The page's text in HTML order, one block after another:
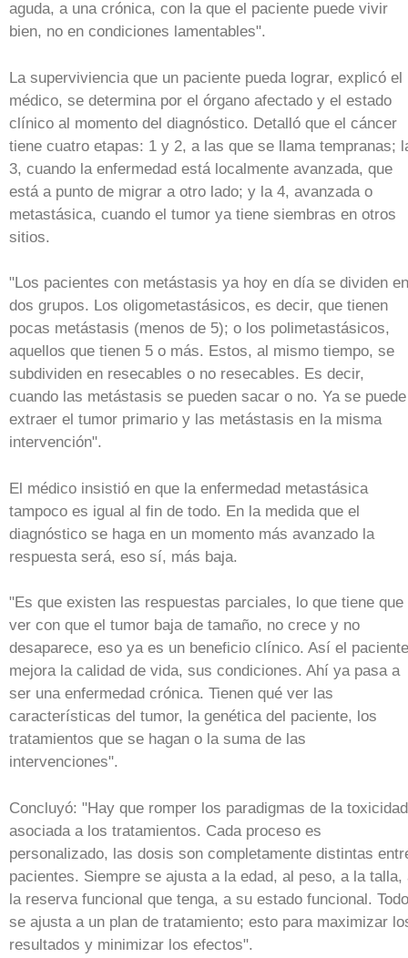
aguda, a una crónica, con la que el paciente puede vivir
bien, no en condiciones lamentables".
La superviviencia que un paciente pueda lograr, explicó el
médico, se determina por el órgano afectado y el estado
clínico al momento del diagnóstico. Detalló que el cáncer
tiene cuatro etapas: 1 y 2, a las que se llama tempranas;
3, cuando la enfermedad está localmente avanzada, que
está a punto de migrar a otro lado; y la 4, avanzada o
metastásica, cuando el tumor ya tiene siembras en otros
sitios.
"Los pacientes con metástasis ya hoy en día se dividen en
dos grupos. Los oligometastásicos, es decir, que tienen
pocas metástasis (menos de 5); o los polimetastásicos,
aquellos que tienen 5 o más. Estos, al mismo tiempo, se
subdividen en resecables o no resecables. Es decir,
cuando las metástasis se pueden sacar o no. Ya se puede
extraer el tumor primario y las metástasis en la misma
intervención".
El médico insistió en que la enfermedad metastásica
tampoco es igual al fin de todo. En la medida que el
diagnóstico se haga en un momento más avanzado la
respuesta será, eso sí, más baja.
"Es que existen las respuestas parciales, lo que tiene que
ver con que el tumor baja de tamaño, no crece y no
desaparece, eso ya es un beneficio clínico. Así el paciente
mejora la calidad de vida, sus condiciones. Ahí ya pasa a
ser una enfermedad crónica. Tienen qué ver las
características del tumor, la genética del paciente, los
tratamientos que se hagan o la suma de las
intervenciones".
Concluyó: "Hay que romper los paradigmas de la toxicidad
asociada a los tratamientos. Cada proceso es
personalizado, las dosis son completamente distintas
pacientes. Siempre se ajusta a la edad, al peso, a la talla,
la reserva funcional que tenga, a su estado funcional. Todo
se ajusta a un plan de tratamiento; esto para maximizar
resultados y minimizar los efectos".